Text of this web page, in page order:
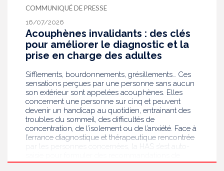
pour les autres professionnels travaillant dans les
établissements de santé ou dans les
établissements médicaux sociaux hébergeant des
personnes âgées, en contact avec des personnes à
risque de grippe sévère, avec un déploiement
prioritaire en Ehpad et en USLD.
COMMUNIQUÉ DE PRESSE
16/07/2026
Acouphènes invalidants : des clés
pour améliorer le diagnostic et la
prise en charge des adultes
Sifflements, bourdonnements, grésillements… Ces
sensations perçues par une personne sans aucun
son extérieur sont appelées acouphènes. Elles
concernent une personne sur cinq et peuvent
devenir un handicap au quotidien, entrainant des
troubles du sommeil, des difficultés de
concentration, de l’isolement ou de l’anxiété. Face à
l’errance diagnostique et thérapeutique rencontrée
par les personnes concernées, la HAS s’est auto-
bonnes pratiques pour améliorer le diagnostic et